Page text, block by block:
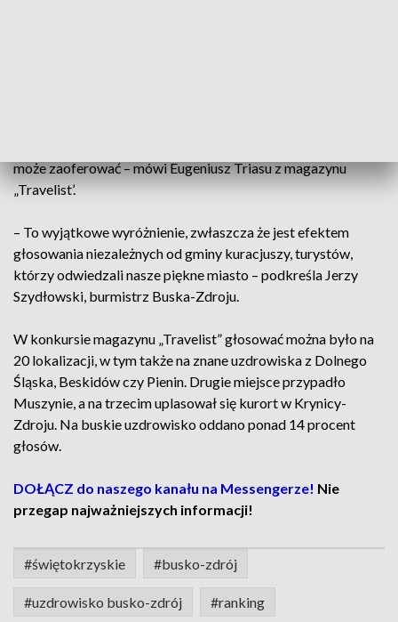
może zaoferować – mówi Eugeniusz Triasu z magazynu
„Travelist’.
– To wyjątkowe wyróżnienie, zwłaszcza że jest efektem
głosowania niezależnych od gminy kuracjuszy, turystów,
którzy odwiedzali nasze piękne miasto – podkreśla Jerzy
Szydłowski, burmistrz Buska-Zdroju.
W konkursie magazynu „Travelist” głosować można było na
20 lokalizacji, w tym także na znane uzdrowiska z Dolnego
Śląska, Beskidów czy Pienin. Drugie miejsce przypadło
Muszynie, a na trzecim uplasował się kurort w Krynicy-
Zdroju. Na buskie uzdrowisko oddano ponad 14 procent
głosów.
DOŁĄCZ do naszego kanału na Messengerze! Nie
przegap najważniejszych informacji!
#świętokrzyskie #busko-zdrój
#uzdrowisko busko-zdrój #ranking